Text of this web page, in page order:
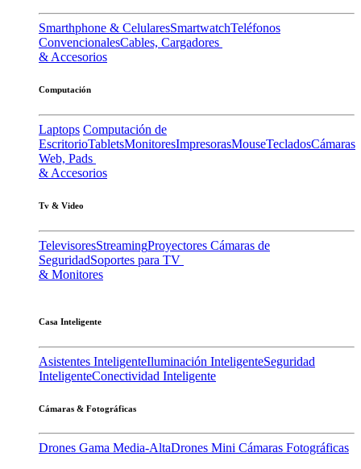
Smarthphone & CelularesSmartwatchTeléfonos
ConvencionalesCables, Cargadores
& Accesorios
Computación
Laptops Computación de
EscritorioTabletsMonitoresImpresorasMouseTecladosCámaras
Web, Pads
& Accesorios
Tv & Video
TelevisoresStreamingProyectores Cámaras de
SeguridadSoportes para TV
& Monitores
Casa Inteligente
Asistentes InteligenteIluminación InteligenteSeguridad
InteligenteConectividad Inteligente
Cámaras & Fotográficas
Drones Gama Media-AltaDrones Mini Cámaras Fotográficas